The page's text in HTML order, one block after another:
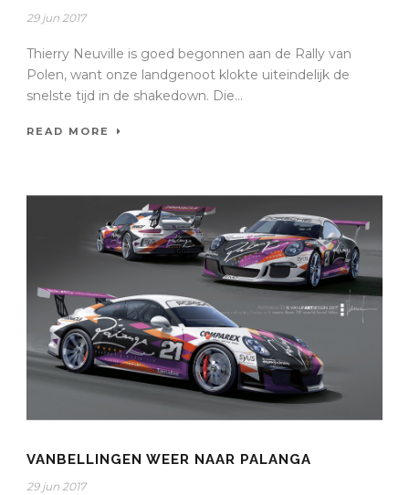
29 jun 2017
Thierry Neuville is goed begonnen aan de Rally van
Polen, want onze landgenoot klokte uiteindelijk de
snelste tijd in de shakedown. Die...
READ MORE
VANBELLINGEN WEER NAAR PALANGA
29 jun 2017